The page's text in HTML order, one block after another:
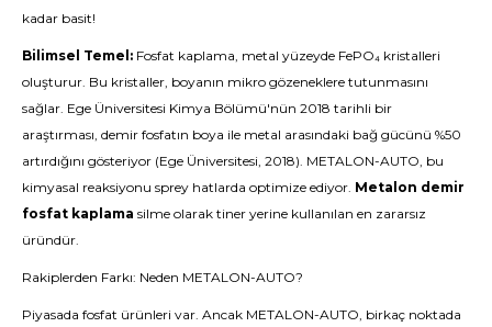
kadar basit!
Bilimsel Temel: Fosfat kaplama, metal yüzeyde FePO₄ kristalleri
oluşturur. Bu kristaller, boyanın mikro gözeneklere tutunmasını
sağlar. Ege Üniversitesi Kimya Bölümü'nün 2018 tarihli bir
araştırması, demir fosfatın boya ile metal arasındaki bağ gücünü %50
artırdığını gösteriyor (Ege Üniversitesi, 2018). METALON-AUTO, bu
kimyasal reaksiyonu sprey hatlarda optimize ediyor. Metalon demir
fosfat kaplama silme olarak tiner yerine kullanılan en zararsız
üründür.
Rakiplerden Farkı: Neden METALON-AUTO?
Piyasada fosfat ürünleri var. Ancak METALON-AUTO, birkaç noktada